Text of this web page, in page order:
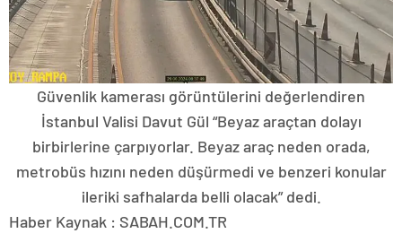
Güvenlik kamerası görüntülerini değerlendiren
İstanbul Valisi Davut Gül “Beyaz araçtan dolayı
birbirlerine çarpıyorlar. Beyaz araç neden orada,
metrobüs hızını neden düşürmedi ve benzeri konular
ileriki safhalarda belli olacak” dedi.
Haber Kaynak : SABAH.COM.TR